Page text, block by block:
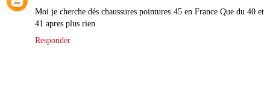
Moi je cherche dés chaussures pointures 45 en France Que du 40 et
41 apres plus rien
Responder